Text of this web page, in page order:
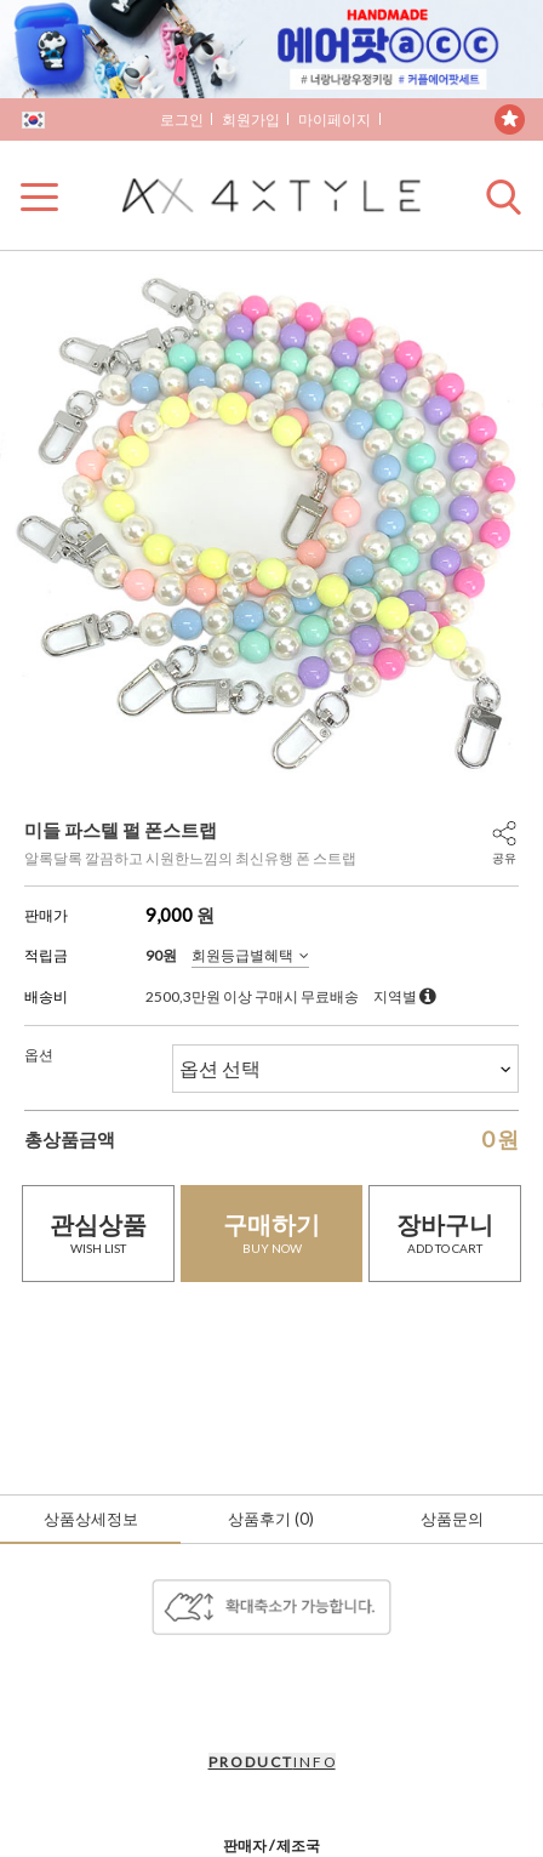
로그인 회원가입 마이페이지
미들 파스텔 펄 폰스트랩
알록달록 깔끔하고 시원한느낌의 최신유행 폰 스트랩 공유
판매가 9,000 원
적립금 90원 회원등급별혜택
배송비 2500,3만원 이상 구매시 무료배송 지역별
옵션
총상품금액 0원
관심상품
WISH LIST
구매하기
BUY NOW
장바구니
ADD TO CART
상품상세정보 상품후기 (0) 상품문의
P R O D U C TI N F O
판매자 / 제조국